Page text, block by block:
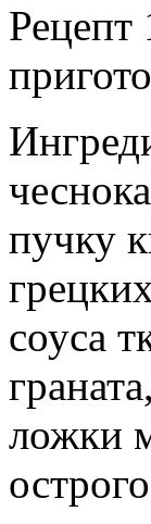
Рецепт
пучку
соуса
ложки